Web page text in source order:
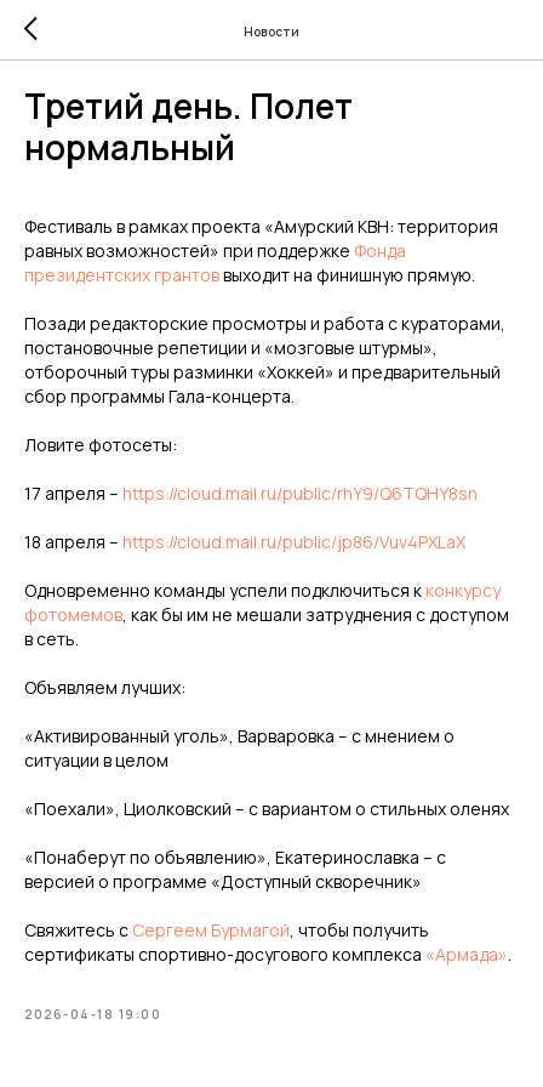
Новости
Третий день. Полет
нормальный
Фестиваль в рамках проекта «Амурский КВН: территория
равных возможностей» при поддержке Фонда
президентских грантоввыходит на финишную прямую.
Позади редакторские просмотры и работа с кураторами,
постановочные репетиции и «мозговые штурмы»,
отборочный туры разминки «Хоккей» и предварительный
сбор программы Гала-концерта.
Ловите фотосеты:
17 апреля – https://cloud.mail.ru/public/rhY9/Q6TQHY8sn
18 апреля – https://cloud.mail.ru/public/jp86/Vuv4PXLaX
Одновременно команды успели подключиться к конкурсу
фотомемов, как бы им не мешали затруднения с доступом
в сеть.
Объявляем лучших:
«Активированный уголь», Варваровка – с мнением о
ситуации в целом
«Поехали», Циолковский – с вариантом о стильных оленях
«Понаберут по объявлению», Екатеринославка – с
версией о программе «Доступный скворечник»
Свяжитесь с Сергеем Бурмагой, чтобы получить
сертификаты спортивно-досугового комплекса «Армада».
2026-04-18 19:00